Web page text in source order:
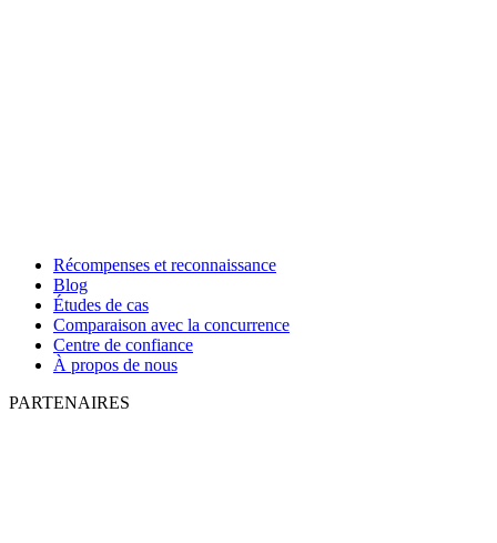
Récompenses et reconnaissance
Blog
Études de cas
Comparaison avec la concurrence
Centre de confiance
À propos de nous
PARTENAIRES